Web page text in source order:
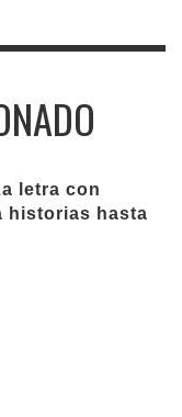
letra con
historias hasta